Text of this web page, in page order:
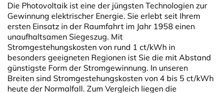
Die Photovoltaik ist eine der jüngsten Technologien zur
Gewinnung elektrischer Energie. Sie erlebt seit Ihrem
ersten Einsatz in der Raumfahrt im Jahr 1958 einen
unaufhaltsamen Siegeszug. Mit
Stromgestehungskosten von rund 1 ct/kWh in
besonders geeigneten Regionen ist Sie die mit Abstand
günstigste Form der Stromgewinnung. In unseren
Breiten sind Stromgestehungskosten von 4 bis 5 ct/kWh
heute der Normalfall. Zum Vergleich liegen die